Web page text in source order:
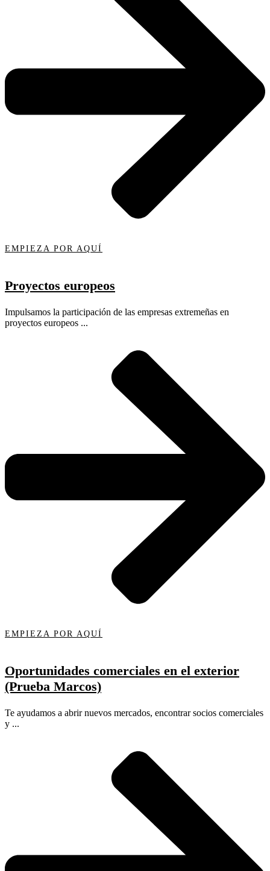
EMPIEZA POR AQUÍ
Proyectos europeos
Impulsamos la participación de las empresas extremeñas en
proyectos europeos ...
EMPIEZA POR AQUÍ
Oportunidades comerciales en el exterior
(Prueba Marcos)
Te ayudamos a abrir nuevos mercados, encontrar socios comerciales
y ...